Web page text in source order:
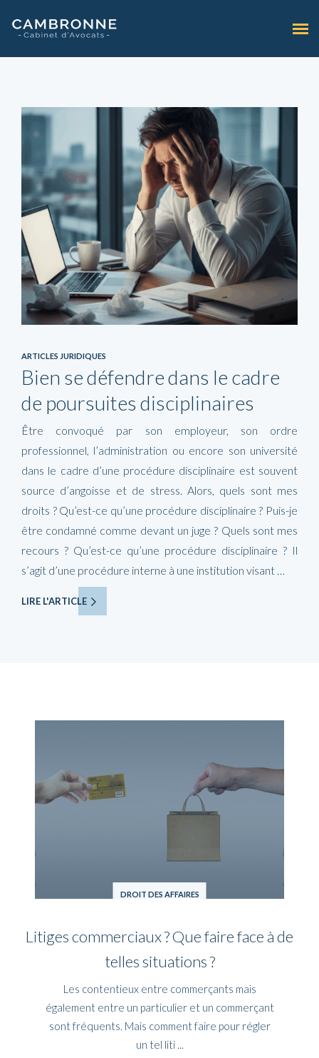
ARTICLES JURIDIQUES
Bien se défendre dans le cadre
de poursuites disciplinaires
Être convoqué par son employeur, son ordre
professionnel, l’administration ou encore son université
dans le cadre d’une procédure disciplinaire est souvent
source d’angoisse et de stress. Alors, quels sont mes
droits ? Qu’est-ce qu’une procédure disciplinaire ? Puis-je
être condamné comme devant un juge ? Quels sont mes
recours ? Qu’est-ce qu’une procédure disciplinaire ? Il
s’agit d’une procédure interne à une institution visant …
LIRE L'ARTICLE
DROIT DES AFFAIRES
Litiges commerciaux ? Que faire face à de
telles situations ?
Les contentieux entre commerçants mais
également entre un particulier et un commerçant
sont fréquents. Mais comment faire pour régler
un tel liti ...